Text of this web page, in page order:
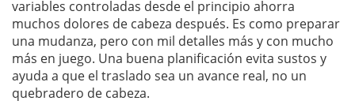
variables controladas desde el principio ahorra
muchos dolores de cabeza después. Es como preparar
una mudanza, pero con mil detalles más y con mucho
más en juego. Una buena planificación evita sustos y
ayuda a que el traslado sea un avance real, no un
quebradero de cabeza.